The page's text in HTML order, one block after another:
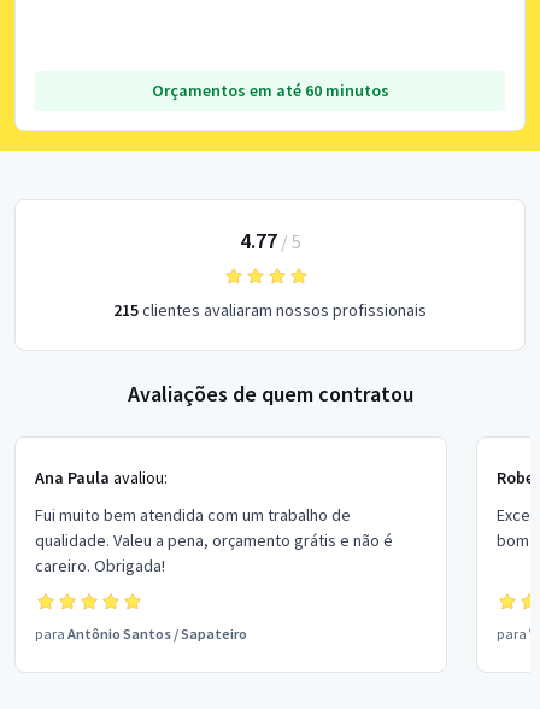
Orçamentos em até 60 minutos
4.77/ 5
215clientes avaliaram nossos profissionais
Avaliações de quem contratou
Ana Paula avaliou:
Fui muito bem atendida com um trabalho de
qualidade. Valeu a pena, orçamento grátis e não é
careiro. Obrigada!
para Antônio Santos /Sapateiro
bom
para